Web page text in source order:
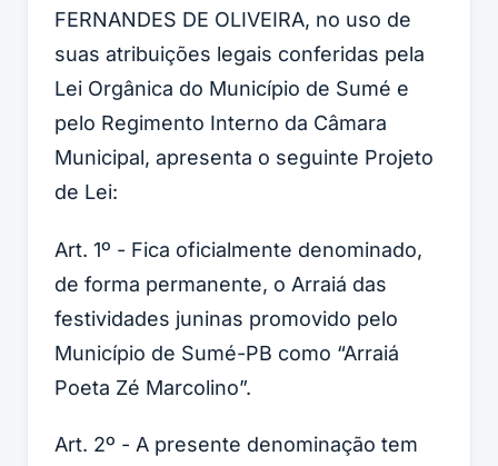
FERNANDES DE OLIVEIRA, no uso de
suas atribuições legais conferidas pela
Lei Orgânica do Município de Sumé e
pelo Regimento Interno da Câmara
Municipal, apresenta o seguinte Projeto
de Lei:
Art. 1º - Fica oficialmente denominado,
de forma permanente, o Arraiá das
festividades juninas promovido pelo
Município de Sumé-PB como “Arraiá
Poeta Zé Marcolino”.
Art. 2º - A presente denominação tem